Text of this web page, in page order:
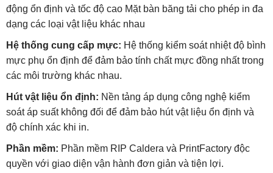
động ổn định và tốc độ cao Mặt bàn băng tải cho phép in đa
dạng các loại vật liệu khác nhau
Hệ thống cung cấp mực: Hệ thống kiểm soát nhiệt độ bình
mực phụ ổn định để đảm bảo tính chất mực đồng nhất trong
các môi trường khác nhau.
Hút vật liệu ổn định: Nền tảng áp dụng công nghệ kiểm
soát áp suất không đối để đảm bảo hút vật liệu ổn định và
độ chính xác khi in.
Phần mềm: Phần mềm RIP Caldera và PrintFactory độc
quyền với giao diện vận hành đơn giản và tiện lợi.